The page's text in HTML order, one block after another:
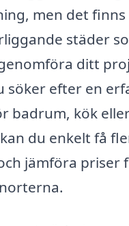
men det finns
städer
ditt
söker efter en
badrum, kök
du enkelt få
jämföra priser